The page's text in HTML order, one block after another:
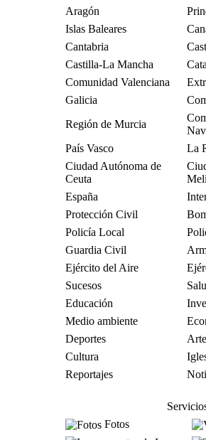
Aragón
Islas Baleares
Cantabria
Castilla-La Mancha
Comunidad Valenciana
Galicia
Región de Murcia
País Vasco
La
Ciudad Autónoma de
Ceuta
España
Protección Civil
Policía Local
Guardia Civil
Ejército del Aire
Sucesos
Educación
Medio ambiente
Deportes
Arte
Cultura
Reportajes
Fotos